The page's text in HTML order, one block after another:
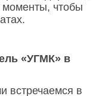
моменты, чтобы
«УГМК» в
встречаемся в